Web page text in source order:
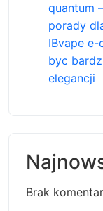
quantum
porady
IBvape
byc
elegancji
Brak